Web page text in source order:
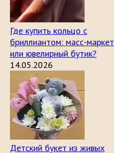
Где купить кольцо с
бриллиантом: масс-маркет
или ювелирный бутик?
14.05.2026
Детский букет из живых